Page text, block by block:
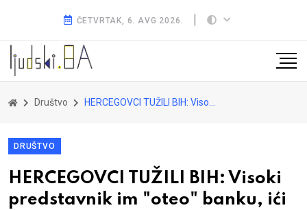
ČETVRTAK, 6. AVG 2026.
Društvo HERCEGOVCI TUŽILI BIH: Visoki predstavnik im "oteo" banku, ići će do Starzbura
DRUŠTVO
HERCEGOVCI TUŽILI BIH: Visoki
predstavnik im "oteo" banku, ići